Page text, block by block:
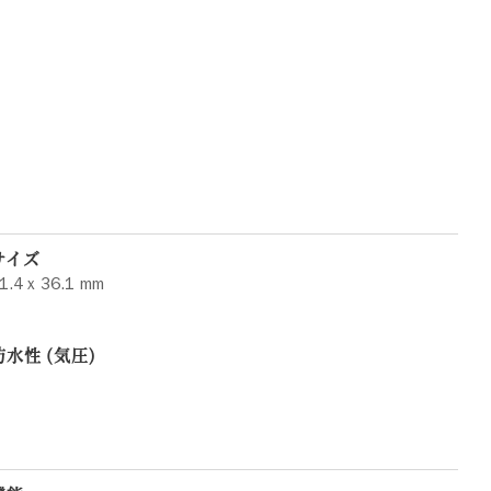
イズ
x 36.1 mm
水性 (気圧)